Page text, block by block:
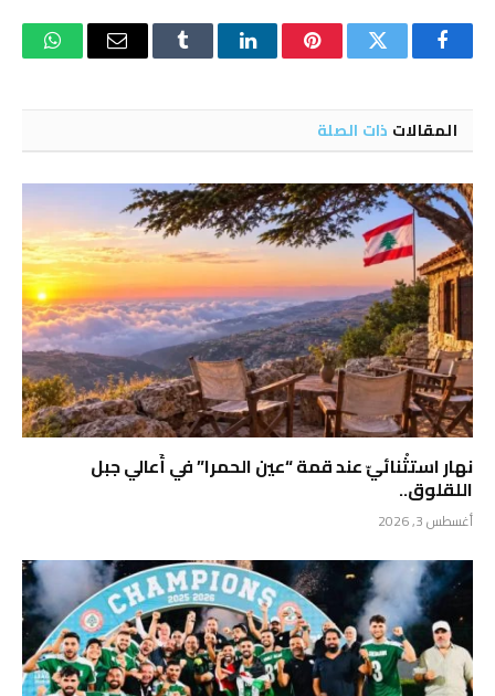
فيسبوكتويتر بينتيريستلينكدإن Tumblr البريد
المقالات ذات الصلة
نهار استثْنائيّ عند قمة “عين الحمرا” في أَعالي جبل
اللقلوق..
أغسطس 3, 2026